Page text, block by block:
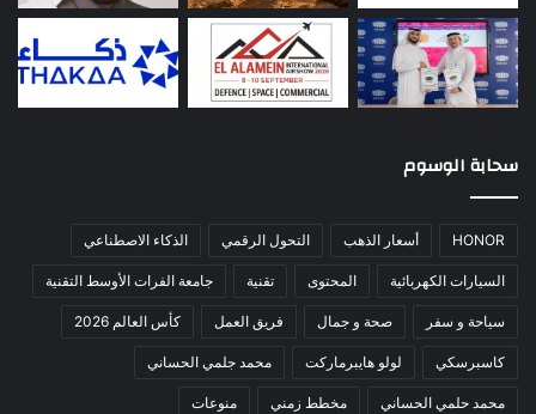
سحابة الوسوم
HONOR أسعار الذهب التحول الرقمي الذكاء الاصطناعي
السيارات الكهربائية المحتوى تقنية جامعة الفرات الأوسط التقنية
سياحة و سفر صحة و جمال فريق العمل كأس العالم 2026
كاسبرسكي لولو هايبرماركت محمد جلمي الحساني
محمد حلمي الحساني مخطط زمني منوعات